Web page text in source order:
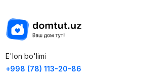
E'lon bo'limi
+998 (78) 113-20-86